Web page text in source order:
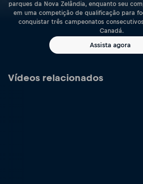
parques da Nova Zelândia, enquanto seu
em uma competição de qualificação para
conquistar três campeonatos
Canadá.
Assista agora
Vídeos relacionados